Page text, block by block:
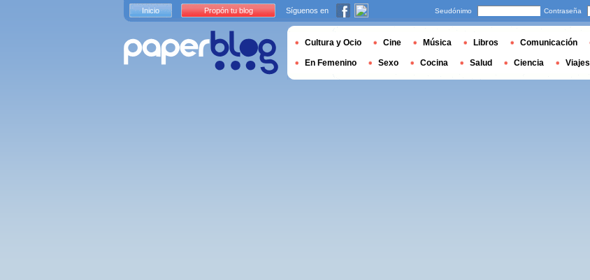
Inicio Propón tu blog Síguenos en Seudónimo Contraseña
Cultura y Ocio Cine Música Libros Comunicación
En Femenino Sexo Cocina Salud Ciencia Viajes